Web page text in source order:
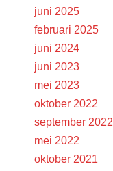
juni 2025
februari 2025
juni 2024
juni 2023
mei 2023
oktober 2022
september 2022
mei 2022
oktober 2021